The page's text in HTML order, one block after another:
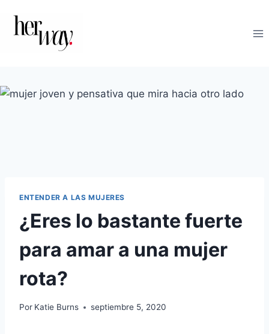
contenido
ENTENDER A LAS MUJERES
¿Eres lo bastante fuerte
para amar a una mujer
rota?
Por Katie Burns septiembre 5, 2020